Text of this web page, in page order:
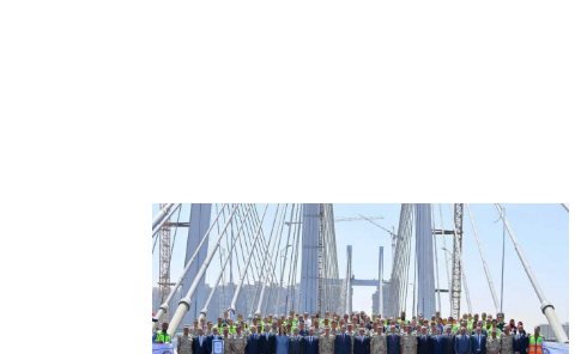
الرئيس عبد الفتاح السيسي يفتتح محور روض
الفرج وكوبري تحيا مصر